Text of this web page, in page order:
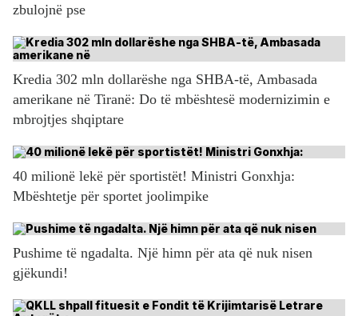
zbulojnë pse
Kredia 302 mln dollarëshe nga SHBA-të, Ambasada
amerikane në Tiranë: Do të mbështesë modernizimin e
mbrojtjes shqiptare
40 milionë lekë për sportistët! Ministri Gonxhja:
Mbështetje për sportet joolimpike
Pushime të ngadalta. Një himn për ata që nuk nisen
gjëkundi!